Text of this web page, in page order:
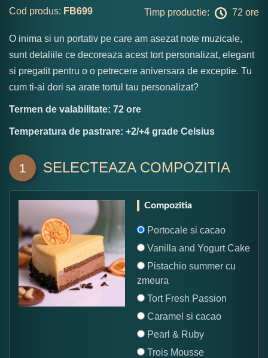
Cod produs: FB699 Timp productie: 72 ore
O inima si un portativ pe care am asezat note muzicale,
sunt detaliile ce decoreaza acest tort personalizat, elegant
si pregatit pentru o o petrecere aniversara de exceptie. Tu
cum ti-ai dori sa arate tortul tau personalizat?
Termen de valabilitate: 72 ore
Temperatura de pastrare: +2/+4 grade Celsius
1 SELECTEAZA COMPOZITIA
Compozitia
Portocale si cacao
Vanilla and Yogurt Cake
Pistachio summer cu
zmeura
Tort Fresh Passion
Caramel si cacao
Pearl & Ruby
Trois Mousse